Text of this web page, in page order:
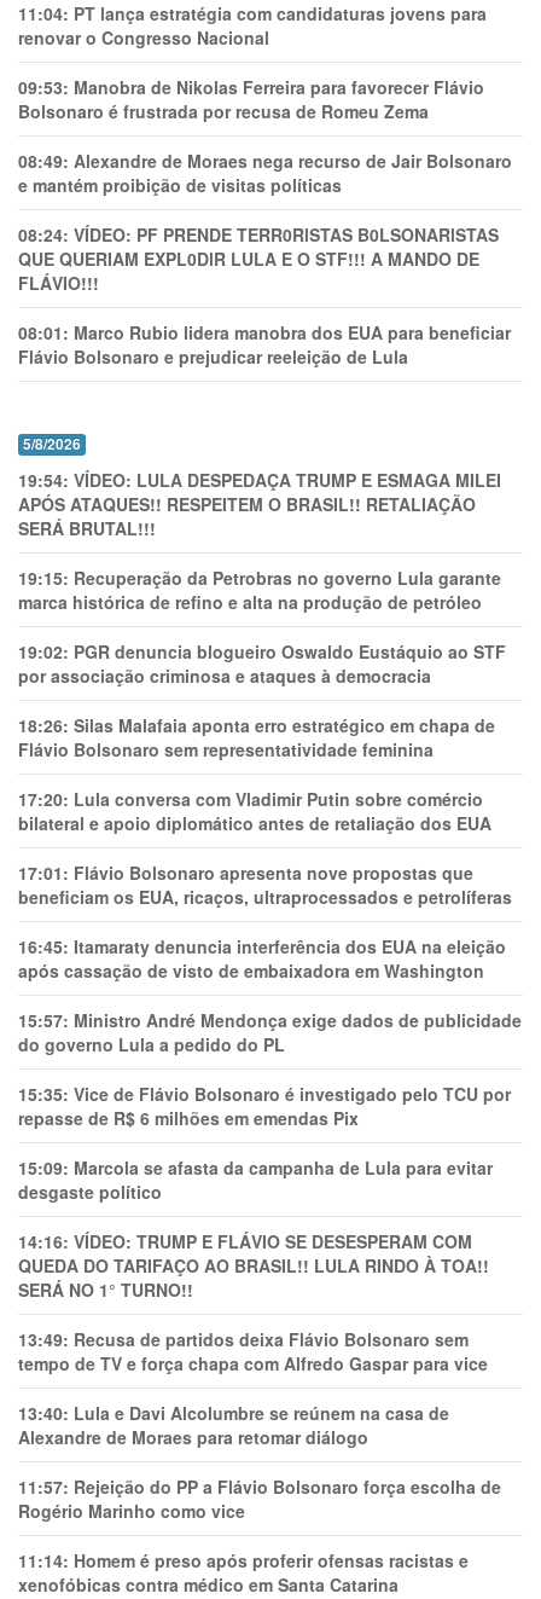
11:04: PT lança estratégia com candidaturas jovens para
renovar o Congresso Nacional
09:53: Manobra de Nikolas Ferreira para favorecer Flávio
Bolsonaro é frustrada por recusa de Romeu Zema
08:49: Alexandre de Moraes nega recurso de Jair Bolsonaro
e mantém proibição de visitas políticas
08:24: VÍDEO: PF PRENDE TERR0RlSTAS B0LSONARlSTAS
QUE QUERIAM EXPL0DlR LULA E O STF!!! A MANDO DE
FLÁVIO!!!
08:01: Marco Rubio lidera manobra dos EUA para beneficiar
Flávio Bolsonaro e prejudicar reeleição de Lula
5/8/2026
19:54: VÍDEO: LULA DESPEDAÇA TRUMP E ESMAGA MILEI
APÓS ATAQUES!! RESPEITEM O BRASIL!! RETALIAÇÃO
SERÁ BRUTAL!!!
19:15: Recuperação da Petrobras no governo Lula garante
marca histórica de refino e alta na produção de petróleo
19:02: PGR denuncia blogueiro Oswaldo Eustáquio ao STF
por associação criminosa e ataques à democracia
18:26: Silas Malafaia aponta erro estratégico em chapa de
Flávio Bolsonaro sem representatividade feminina
17:20: Lula conversa com Vladimir Putin sobre comércio
bilateral e apoio diplomático antes de retaliação dos EUA
17:01: Flávio Bolsonaro apresenta nove propostas que
beneficiam os EUA, ricaços, ultraprocessados e petrolíferas
16:45: Itamaraty denuncia interferência dos EUA na eleição
após cassação de visto de embaixadora em Washington
15:57: Ministro André Mendonça exige dados de publicidade
do governo Lula a pedido do PL
15:35: Vice de Flávio Bolsonaro é investigado pelo TCU por
repasse de R$ 6 milhões em emendas Pix
15:09: Marcola se afasta da campanha de Lula para evitar
desgaste político
14:16: VÍDEO: TRUMP E FLÁVIO SE DESESPERAM COM
QUEDA DO TARIFAÇO AO BRASIL!! LULA RINDO À TOA!!
SERÁ NO 1° TURNO!!
13:49: Recusa de partidos deixa Flávio Bolsonaro sem
tempo de TV e força chapa com Alfredo Gaspar para vice
13:40: Lula e Davi Alcolumbre se reúnem na casa de
Alexandre de Moraes para retomar diálogo
11:57: Rejeição do PP a Flávio Bolsonaro força escolha de
Rogério Marinho como vice
11:14: Homem é preso após proferir ofensas racistas e
xenofóbicas contra médico em Santa Catarina